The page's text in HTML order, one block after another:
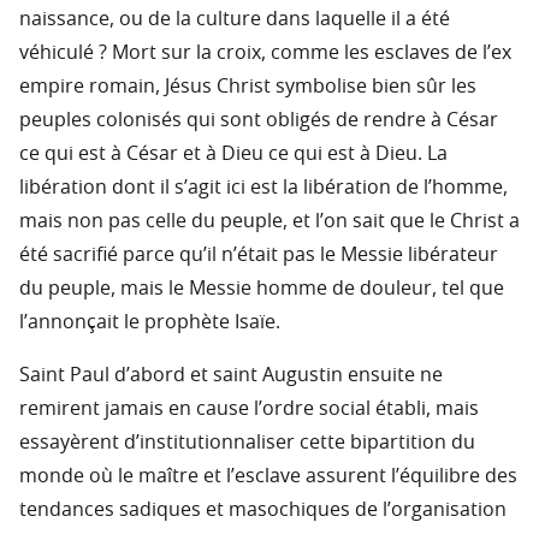
naissance, ou de la culture dans laquelle il a été
véhiculé ? Mort sur la croix, comme les esclaves de l’ex
empire romain, Jésus Christ symbolise bien sûr les
peuples colonisés qui sont obligés de rendre à César
ce qui est à César et à Dieu ce qui est à Dieu. La
libération dont il s’agit ici est la libération de l’homme,
mais non pas celle du peuple, et l’on sait que le Christ a
été sacrifié parce qu’il n’était pas le Messie libérateur
du peuple, mais le Messie homme de douleur, tel que
l’annonçait le prophète Isaïe.
Saint Paul d’abord et saint Augustin ensuite ne
remirent jamais en cause l’ordre social établi, mais
essayèrent d’institutionnaliser cette bipartition du
monde où le maître et l’esclave assurent l’équilibre des
tendances sadiques et masochiques de l’organisation